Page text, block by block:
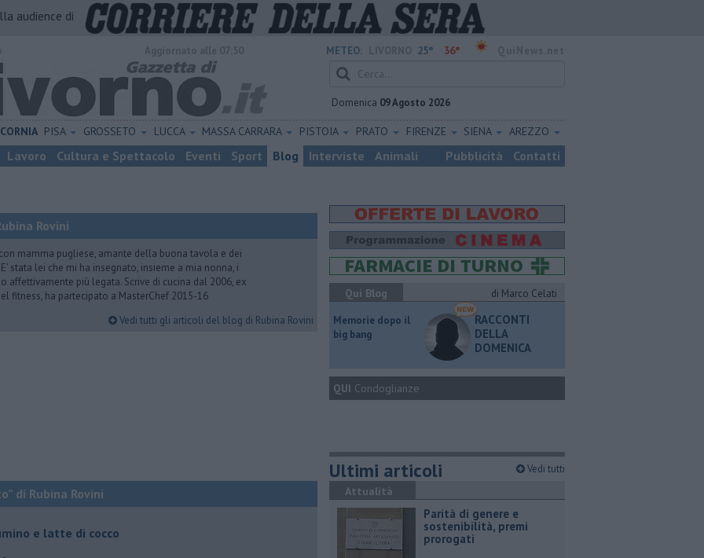
audience di
METEO: 25° 36°
Domenica 09 Agosto 2026
PISA GROSSETO LUCCA MASSA CARRARA PISTOIA PRATO FIRENZE SIENA AREZZO
Lavoro Cultura e Spettacolo Eventi Sport Blog Interviste Animali Pubblicità Contatti
Rovini
mamma pugliese, amante della buona tavola e dei
stata lei che mi ha insegnato, insieme a mia nonna, i
affettivamente più legata. Scrive di cucina dal 2006, ex
fitness, ha partecipato a MasterChef 2015-16
Vedi tutti gli articoli del blog di Rubina Rovini
di Rubina Rovini
e latte di cocco
Qui Blog
di Marco Celati
Memorie dopo il
big bang
RACCONTI
DELLA
DOMENICA
QUI Condoglianze
Ultimi articoli Vedi tutti
Attualità
Parità di genere e
sostenibilità, premi
prorogati